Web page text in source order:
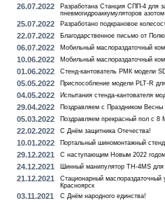
26.07.2022
Разработана Станция СПП-4 для
пневмогидроаккумуляторов азотом
25.07.2022 Разработано подкрановое
22.07.2022 Благодарственное письмо от
06.07.2022 Мобильный маслораздаточный
10.06.2022 Мобильный маслораздаточный
01.06.2022 Стенд-кантователь РМК модели
05.05.2022 Приспособление модели PLT-R
04.05.2022 Испытания стенда-кантователя
29.04.2022 Поздравляем с Праздником Весны
05.03.2022 Поздравляем прекрасный пол с 8
22.02.2022 С Днём защитника Отечества!
10.01.2022 Портальный шиномонтажный
29.12.2021 С наступающим Новым 2022
24.12.2021 Шинный манипулятор TH-4MS
21.12.2021
Стационарный
Красноярск
03.11.2021 С Днём народного единства!